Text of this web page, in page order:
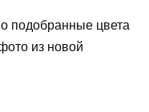
подобранные цвета
из новой